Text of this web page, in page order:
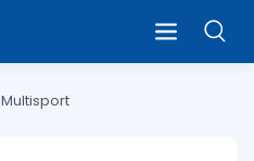
Multisport